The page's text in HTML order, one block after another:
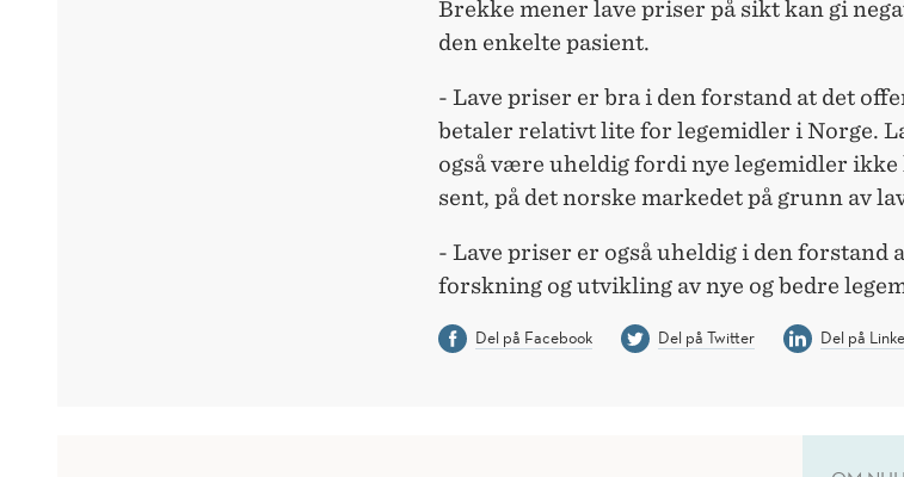
Brekke mener lave priser på sikt kan gi
den enkelte pasient.
- Lave priser er bra i den forstand at det
betaler relativt lite for legemidler i Norge.
også være uheldig fordi nye legemidler ikke
sent, på det norske markedet på grunn av
- Lave priser er også uheldig i den forstand
forskning og utvikling av nye og bedre
Del på Facebook Del på Twitter Del på